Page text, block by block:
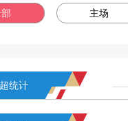
主场
统计